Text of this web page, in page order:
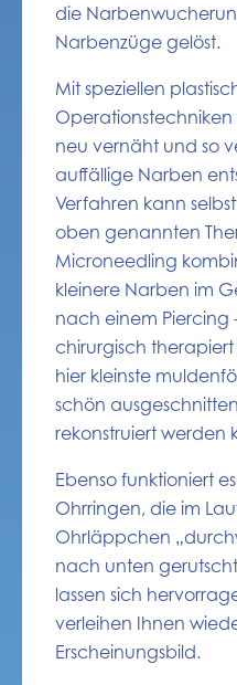
die
Narbenzüge gelöst.
Mit speziellen
neu vernäht und so
auffällige Narben
Verfahren kann
oben genannten
Microneedling
kleinere Narben im
nach einem Piercing
chirurgisch
hier kleinste
schön
rekonstruiert werden
Ebenso funktioniert
Ohrringen, die im
Ohrläppchen
nach unten
lassen sich
verleihen Ihnen
Erscheinungsbild.